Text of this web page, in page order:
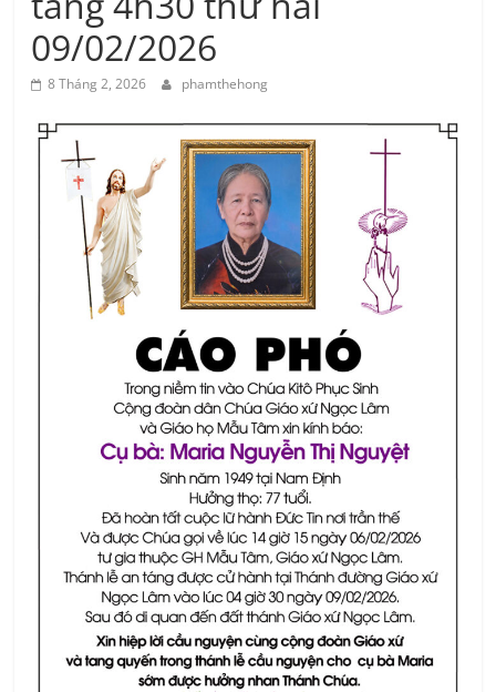
09/02/2026
8 Tháng 2, 2026 phamthehong